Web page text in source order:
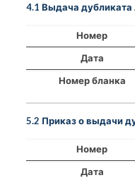
4.1 Выдача дубликата
Номер
Дата
Номер бланка
5.2 Приказ о выдачи
Номер
Дата